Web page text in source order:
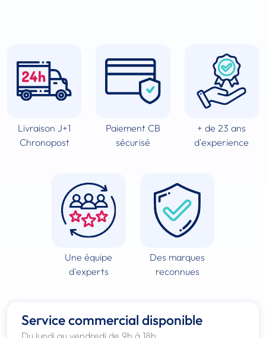
Livraison J+1
Chronopost
Paiement CB
sécurisé
+ de 23 ans
d'experience
Une équipe
d'experts
Des marques
reconnues
Service commercial disponible